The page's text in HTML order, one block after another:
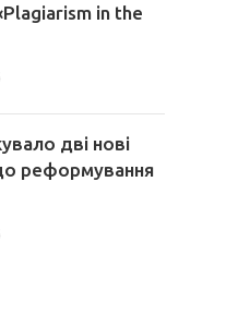
in the
дві нові
реформування